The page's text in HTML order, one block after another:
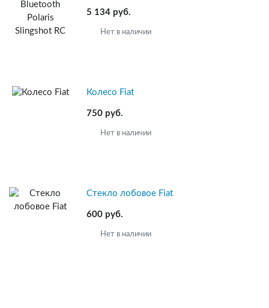
5 134 руб.
Нет в наличии
Колесо Fiat
750 руб.
Нет в наличии
Стекло лобовое Fiat
600 руб.
Нет в наличии